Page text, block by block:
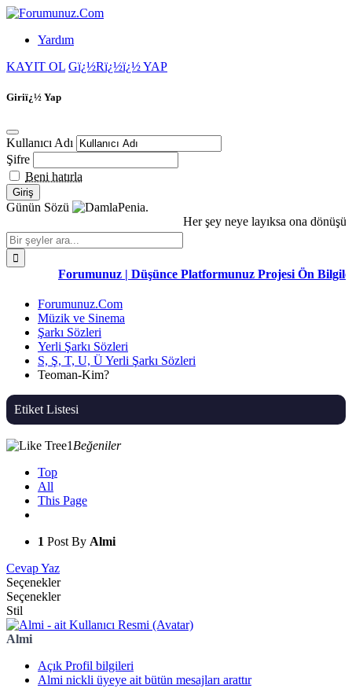
Yardım
KAYIT OL Gï¿½Rï¿½ï¿½ YAP
Giriï¿½ Yap
Kullanıcı Adı
Şifre
Beni hatırla
Günün Sözü
Penia.
Her şey neye layıksa ona
Forumunuz | Düşünce Platformunuz Projesi Ön
Forumunuz.Com
Müzik ve Sinema
Şarkı Sözleri
Yerli Şarkı Sözleri
S, Ş, T, U, Ü Yerli Şarkı Sözleri
Teoman-Kim?
Etiket Listesi
1 Beğeniler
Top
All
This Page
1 Post By Almi
Cevap Yaz
Seçenekler
Seçenekler
Stil
Almi
Açık Profil bilgileri
Almi nickli üyeye ait bütün mesajları arattır